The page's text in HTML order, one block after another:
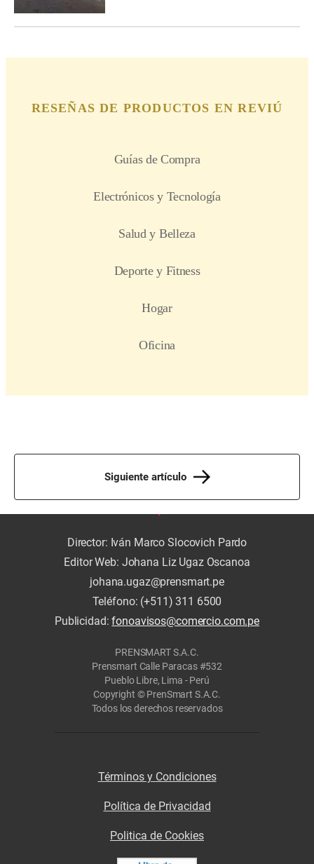
Siguiente artículo
Director: Iván Marco Slocovich Pardo
Editor Web: Johana Liz Ugaz Oscanoa
johana.ugaz@prensmart.pe
Teléfono: (+511) 311 6500
Publicidad:fonoavisos@comercio.com.pe
PRENSMART S.A.C.
Prensmart Calle Paracas #532
Pueblo Libre, Lima - Perú
Copyright © PrenSmart S.A.C.
Todos los derechos reservados
Términos y Condiciones
Política de Privacidad
Politica de Cookies